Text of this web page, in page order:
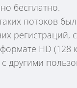
бесплатно.
потоков
регистраций,
HD (128
другими